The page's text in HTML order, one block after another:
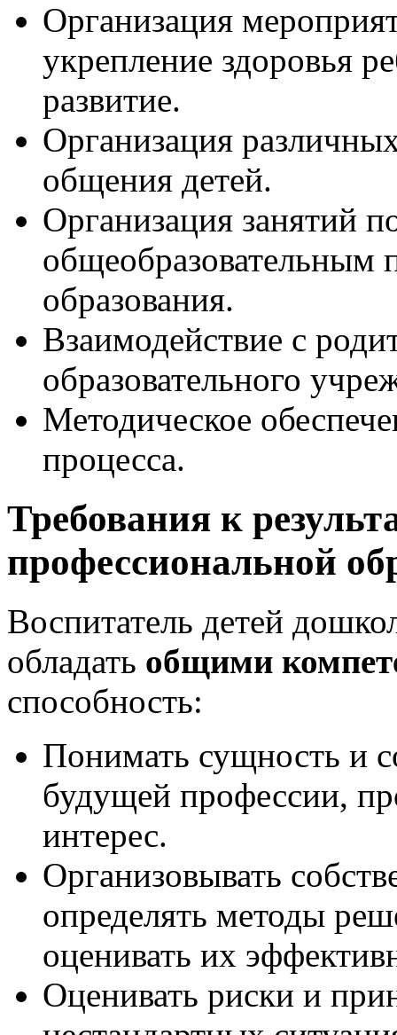
Организация
укрепление здоровья
развитие.
Организация
общения детей.
Организация занятий
общеобразовательным
образования.
Взаимодействие с
образовательного
Методическое
процесса.
Требования к
профессиональной
Воспитатель детей
обладать общими
способность:
Понимать сущность и
будущей профессии,
интерес.
Организовывать
определять методы
оценивать их
Оценивать риски и